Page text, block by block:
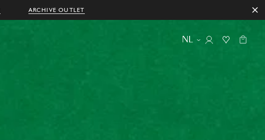
ARCHIVE OUTLET
NL